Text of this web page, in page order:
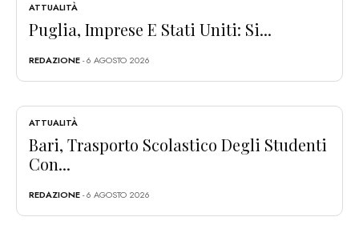
ATTUALITÀ
Puglia, Imprese E Stati Uniti: Si...
REDAZIONE- 6 AGOSTO 2026
ATTUALITÀ
Bari, Trasporto Scolastico Degli Studenti
Con...
REDAZIONE- 6 AGOSTO 2026